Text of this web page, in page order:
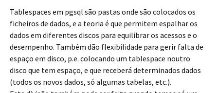
Tablespaces em pgsql são pastas onde são colocados os
ficheiros de dados, e a teoria é que permitem espalhar os
dados em diferentes discos para equilibrar os acessos e o
desempenho. Também dão flexibilidade para gerir falta de
espaço em disco, p.e. colocando um tablespace noutro
disco que tem espaço, e que receberá determinados dados
(todos os novos dados, só algumas tabelas, etc.).